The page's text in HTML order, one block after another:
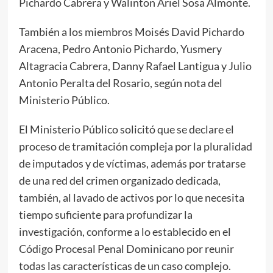
También a los miembros Moisés David Pichardo
Aracena, Pedro Antonio Pichardo, Yusmery
Altagracia Cabrera, Danny Rafael Lantigua y Julio
Antonio Peralta del Rosario, según nota del
Ministerio Público.
El Ministerio Público solicitó que se declare el
proceso de tramitación compleja por la pluralidad
de imputados y de víctimas, además por tratarse
de una red del crimen organizado dedicada,
también, al lavado de activos por lo que necesita
tiempo suficiente para profundizar la
investigación, conforme a lo establecido en el
Código Procesal Penal Dominicano por reunir
todas las características de un caso complejo.